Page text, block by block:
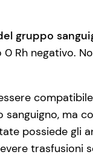
gruppo
Rh negativo.
sanguigno, ma
possiede gli
trasfusioni